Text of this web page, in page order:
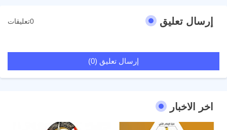
إرسال تعليق 0تعليقات
إرسال تعليق (0)
اخر الاخبار